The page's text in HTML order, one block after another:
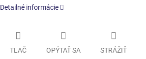
Detailné informácie
TLAČ OPÝTAŤ SA STRÁŽIŤ